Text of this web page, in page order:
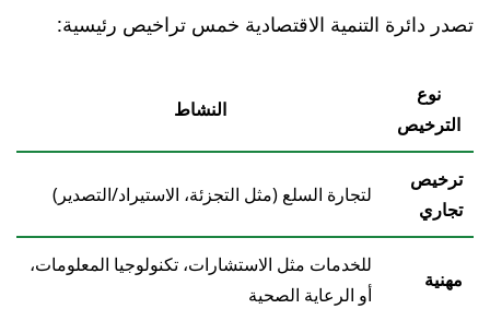
تصدر دائرة التنمية الاقتصادية خمس تراخيص رئيسية:
نوع
الترخيص
النشاط
ترخيص
تجاري
لتجارة السلع (مثل التجزئة، الاستيراد/التصدير)
مهنية
للخدمات مثل الاستشارات، تكنولوجيا المعلومات،
أو الرعاية الصحية